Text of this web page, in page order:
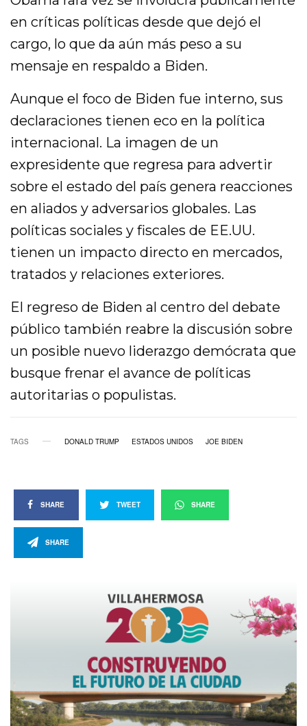
en críticas políticas desde que dejó el
cargo, lo que da aún más peso a su
mensaje en respaldo a Biden.
Aunque el foco de Biden fue interno, sus
declaraciones tienen eco en la política
internacional. La imagen de un
expresidente que regresa para advertir
sobre el estado del país genera reacciones
en aliados y adversarios globales. Las
políticas sociales y fiscales de EE.UU.
tienen un impacto directo en mercados,
tratados y relaciones exteriores.
El regreso de Biden al centro del debate
público también reabre la discusión sobre
un posible nuevo liderazgo demócrata que
busque frenar el avance de políticas
autoritarias o populistas.
TAGS DONALD TRUMP ESTADOS UNIDOS JOE BIDEN
SHARE TWEET SHARE
SHARE